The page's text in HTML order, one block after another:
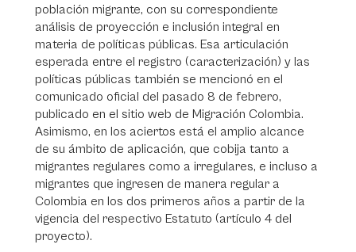
población migrante, con su correspondiente
análisis de proyección e inclusión integral en
materia de políticas públicas. Esa articulación
esperada entre el registro (caracterización) y las
políticas públicas también se mencionó en el
comunicado oficial del pasado 8 de febrero,
publicado en el sitio web de Migración Colombia.
Asimismo, en los aciertos está el amplio alcance
de su ámbito de aplicación, que cobija tanto a
migrantes regulares como a irregulares, e incluso a
migrantes que ingresen de manera regular a
Colombia en los dos primeros años a partir de la
vigencia del respectivo Estatuto (artículo 4 del
proyecto).